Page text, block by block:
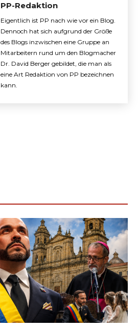
PP-Redaktion
Eigentlich ist PP nach wie vor ein Blog.
Dennoch hat sich aufgrund der Größe
des Blogs inzwischen eine Gruppe an
Mitarbeitern rund um den Blogmacher
Dr. David Berger gebildet, die man als
eine Art Redaktion von PP bezeichnen
kann.